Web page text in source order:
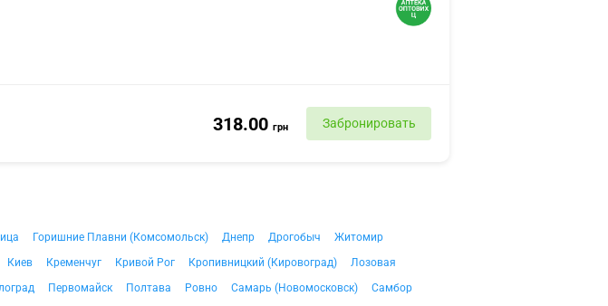
318.00 грн Забронировать
Горишние Плавни (Комсомольск) Днепр Дрогобыч
Житомир
Киев Кременчуг Кривой Рог Кропивницкий (Кировоград)
Лозовая
Первомайск Полтава Ровно Самарь (Новомосковск)
Самбор